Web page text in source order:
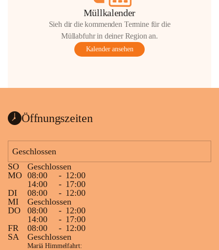
Müllkalender
Sieh dir die kommenden Termine für die
Müllabfuhr in deiner Region an.
Kalender ansehen
Öffnungszeiten
Geschlossen
SO
Geschlossen
MO 08:00 - 12:00
14:00
- 17:00
DI
08:00 - 12:00
MI
Geschlossen
DO
08:00 - 12:00
14:00
- 17:00
FR
08:00 - 12:00
SA
Geschlossen
Mariä Himmelfahrt: